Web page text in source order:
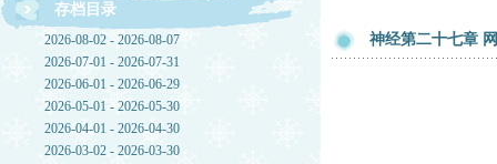
存档目录
2026-08-02 - 2026-08-07
2026-07-01 - 2026-07-31
2026-06-01 - 2026-06-29
2026-05-01 - 2026-05-30
2026-04-01 - 2026-04-30
2026-03-02 - 2026-03-30
神经第二十七章